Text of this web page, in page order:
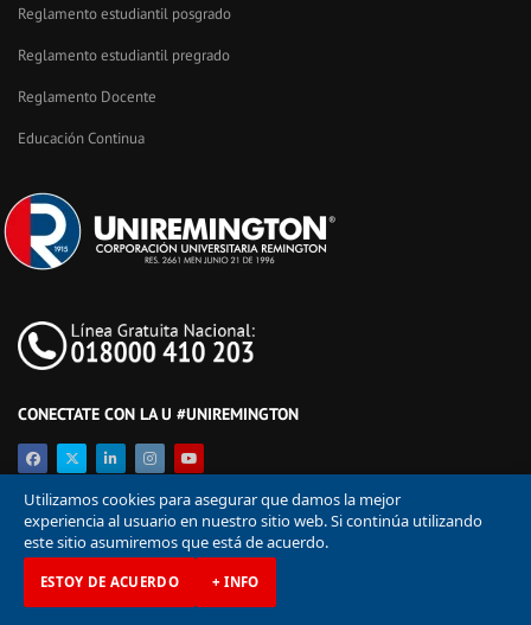
Reglamento estudiantil posgrado
Reglamento estudiantil pregrado
Reglamento Docente
Educación Continua
CONECTATE CON LA U #UNIREMINGTON
© Corporación Universitaria Remington 2026
Utilizamos cookies para asegurar que damos la mejor
experiencia al usuario en nuestro sitio web. Si continúa utilizando
este sitio asumiremos que está de acuerdo.
ESTOY DE ACUERDO + INFO